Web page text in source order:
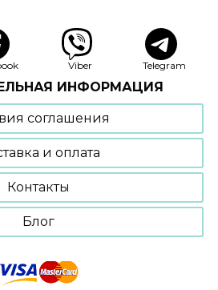
Viber Telegram
ИНФОРМАЦИЯ
соглашения
и оплата
Контакты
Блог